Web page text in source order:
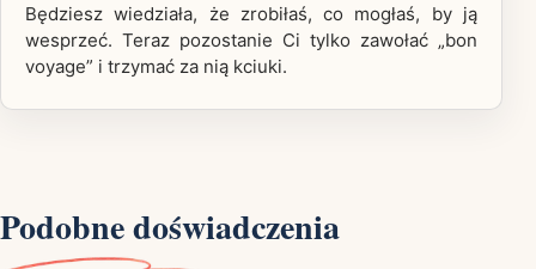
Będziesz wiedziała, że zrobiłaś, co mogłaś, by ją
wesprzeć. Teraz pozostanie Ci tylko zawołać „bon
voyage” i trzymać za nią kciuki.
Podobne doświadczenia